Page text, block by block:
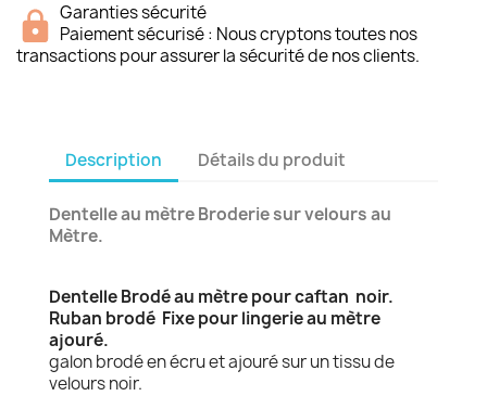
Garanties sécurité
Paiement sécurisé : Nous cryptons toutes nos
transactions pour assurer la sécurité de nos clients.
Description Détails du produit
Dentelle au mètre Broderie sur velours au
Mètre.
Dentelle Brodé au mètre pour caftan noir.
Ruban brodé Fixe pour lingerie au mètre
ajouré.
galon brodé en écru et ajouré sur un tissu de
velours noir.